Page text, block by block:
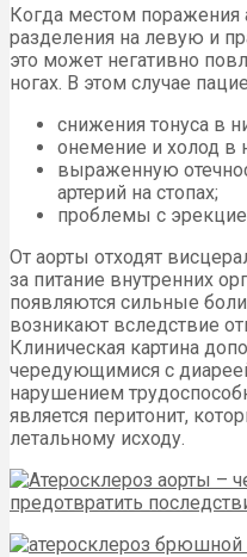
Когда местом поражения
разделения на левую и
это может негативно
ногах. В этом случае
снижения тонуса в
онемение и холод в
выраженную
артерий на стопах;
проблемы с
От аорты отходят
за питание внутренних
появляются сильные
возникают вследствие
Клиническая картина
чередующимися с
нарушением
является перитонит,
летальному исходу.